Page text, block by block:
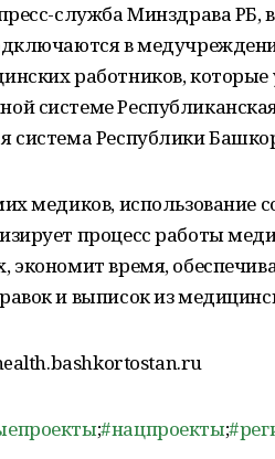
служба Минздрава
в
работников, которые
системе
система Республики
медиков, использование
процесс работы
экономит время,
и выписок из
;#нацпроекты;